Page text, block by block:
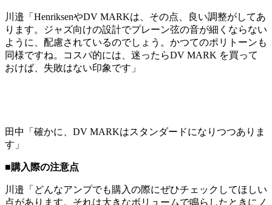
川邉「HenriksenやDV MARKは、その点、良い調整がしてあ
ります。ジャズ向けの設計でプレーン弦の音が細くならない
ように、配慮されているのでしょう。かつてのポリトーンも
同様ですね。コスパ的には、迷ったらDV MARK を買って
おけば、失敗はない印象です」
田中「確かに、DV MARKはスタンダードになりつつありま
す」
■購入際の注意点
川邉「どんなアンプでも購入の際にぜひチェックしてほしい
点があります。それは大きなボリュームで鳴らしたときにノ